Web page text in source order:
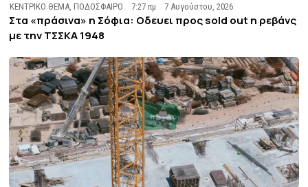
ΚΕΝΤΡΙΚΟ ΘΕΜΑ ,ΠΟΔΟΣΦΑΙΡΟ 7:27 πμ 7 Αυγούστου, 2026
Στα «πράσινα» η Σόφια: Οδευει προς sold out η ρεβάνς
με την ΤΣΣΚΑ 1948